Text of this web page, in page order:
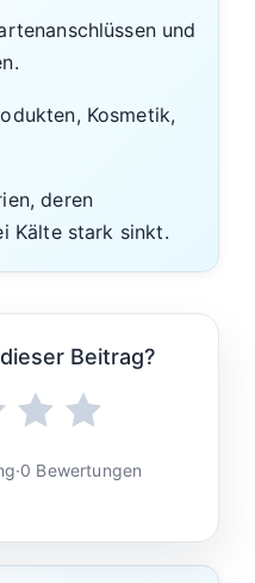
und
Kosmetik,
deren
Kälte stark sinkt.
Beitrag?
·0 Bewertungen